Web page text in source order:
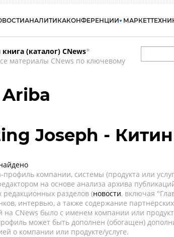
АНАЛИТИКАКОНФЕРЕНЦИИ МАРКЕТ
(каталог) CNews*
материалы CNews по ключевому
Joseph -
компании, системы (продукта или
на основе анализа архива
редакционных разделов (новости, включая
интервью, а также содержание
на CNews было с именем компании или
может быть дополнен (обогащен)
о компании или продукте/услуге.